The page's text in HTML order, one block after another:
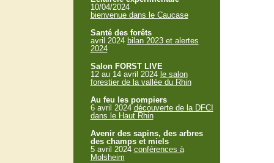
10/04/2024
bienvenue dans le Caucase
Santé des forêts
avril 2024 bilan 2023 et alertes
2024
Salon FORST LIVE
12 au 14 avril 2024 le salon
forestier de la vallée du Rhin
Au feu les pompiers
6 avril 2024 découverte de la DFCI
dans le Haut Rhin
Avenir des sapins, des arbres
des champs et miels
5 avril 2024 conférences à
Molsheim